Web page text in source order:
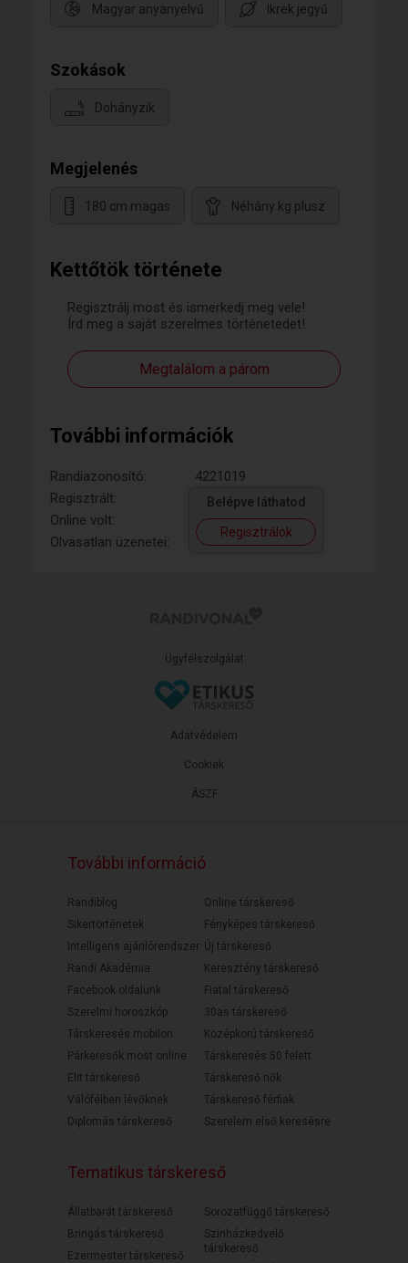
Kettőtök története
Regisztrálj most és ismerkedj meg vele!
Írd meg a saját szerelmes történetedet!
Megtalálom a párom
További információk
Randiazonosító:
4221019
Regisztrált:
Online volt:
Olvasatlan üzenetei:
Belépve láthatod
Regisztrálok
Magyar anyanyelvű Ikrek jegyű
Szokások
Dohányzik
Megjelenés
180 cm magas Néhány kg plusz
Ügyfélszolgálat
ÁSZF
Adatvédelem
Cookiek
További információ
Randiblog
Sikertörténetek
Intelligens ajánlórendszer
Randi Akadémia
Facebook oldalunk
Szerelmi horoszkóp
Társkeresés mobilon
Párkeresők most online
Elit társkereső
Válófélben lévőknek
Diplomás társkereső
Online társkereső
Fényképes társkereső
Új társkereső
Keresztény társkereső
Fiatal társkereső
30as társkereső
Középkorú társkereső
Társkeresés 50 felett
Társkereső nők
Társkereső férfiak
Szerelem első keresésre
Tematikus társkereső
Állatbarát társkereső
Bringás társkereső
Ezermester társkereső
Sorozatfüggő társkereső
Színházkedvelő
társkereső